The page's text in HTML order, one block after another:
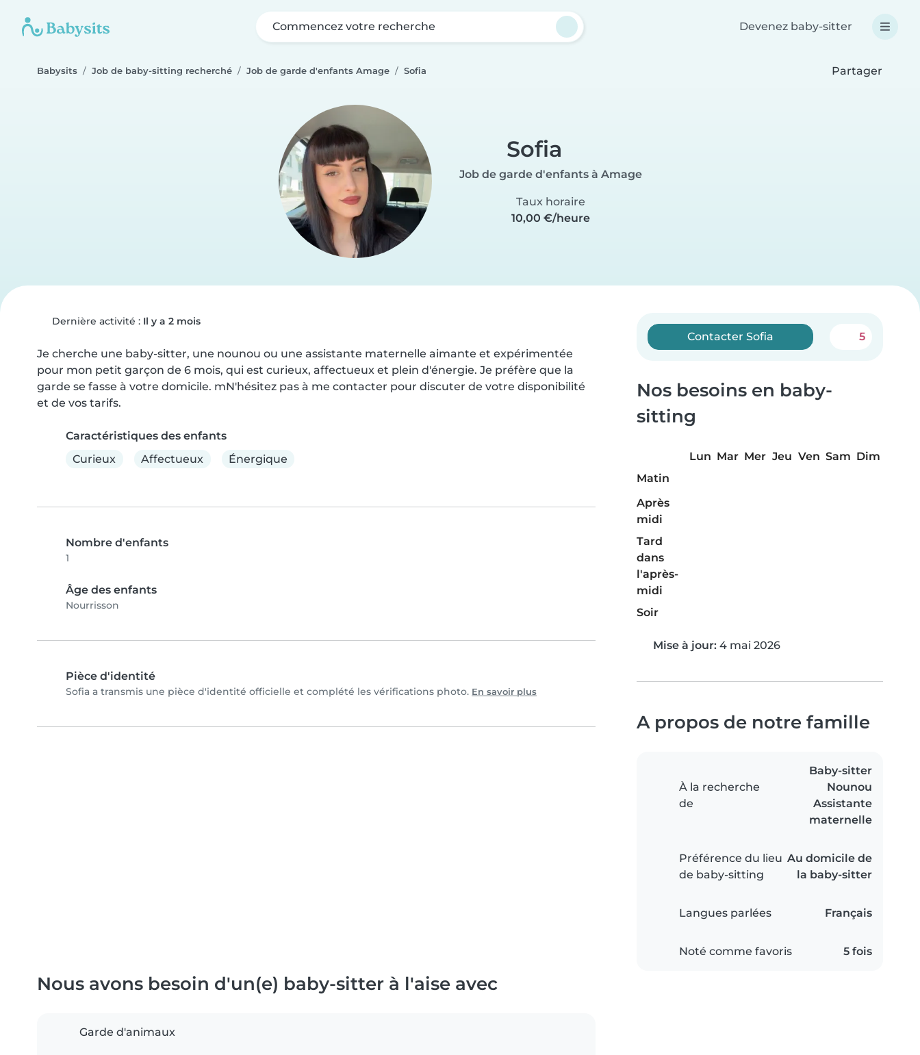
Commencez votre recherche Devenez baby-sitter
Babysits Job de baby-sitting recherché Job de garde d'enfants Amage Sofia Partager
Sofia
Job de garde d'enfants à Amage
Taux horaire
10,00 €/heure
Dernière activité : Il y a 2 mois
Je cherche une baby-sitter, une nounou ou une assistante maternelle aimante et expérimentée
pour mon petit garçon de 6 mois, qui est curieux, affectueux et plein d'énergie. Je préfère que la
garde se fasse à votre domicile. mN'hésitez pas à me contacter pour discuter de votre disponibilité
et de vos tarifs.
Caractéristiques des enfants
Curieux
Affectueux Énergique
Nombre d'enfants
1
Âge des enfants
Nourrisson
Pièce d'identité
Sofia a transmis une pièce d'identité officielle et complété les vérifications photo. En savoir plus
Contacter Sofia 5
Nos besoins en baby-
sitting
Lun Mar Mer Jeu Ven Sam Dim
Matin
Après
midi
Tard
dans
l'après-
midi
Soir
Mise à jour: 4 mai 2026
A propos de notre famille
À la recherche
de
Baby-sitter
Nounou
Assistante
maternelle
Préférence du lieu
de baby-sitting
Au domicile de
la baby-sitter
Langues parlées Français
Noté comme favoris 5 fois
Nous avons besoin d'un(e) baby-sitter à l'aise avec
Garde d'animaux